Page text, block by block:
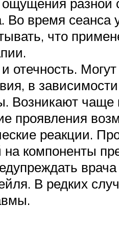
Во время сеанса
что
отечность.
в
Возникают чаще
проявления
реакции.
на компоненты
В редких